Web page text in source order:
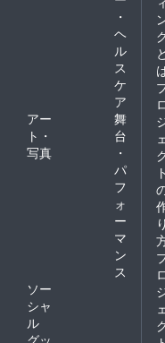
・
ヘ
ル
ス
ケ
ア
アー
ト・
写真
舞
台
・
パ
フ
ォ
ー
マ
ン
ス
ソー
シャ
ル
と
ト
り